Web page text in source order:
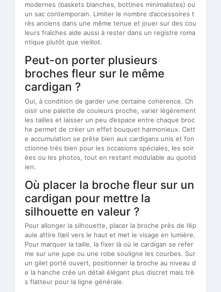
modernes (baskets blanches, bottines minimalistes) ou
un sac contemporain. Limiter le nombre d’accessoires t
rès anciens dans une même tenue et jouer sur des cou
leurs fraîches aide aussi à rester dans un registre roma
ntique plutôt que vieillot.
Peut-on porter plusieurs
broches fleur sur le même
cardigan ?
Oui, à condition de garder une certaine cohérence. Ch
oisir une palette de couleurs proche, varier légèrement
les tailles et laisser un peu d’espace entre chaque broc
he permet de créer un effet bouquet harmonieux. Cett
e accumulation se prête bien aux cardigans unis et fon
ctionne très bien pour les occasions spéciales, les soir
ées ou les photos, tout en restant modulable au quotid
ien.
Où placer la broche fleur sur un
cardigan pour mettre la
silhouette en valeur ?
Pour allonger la silhouette, placer la broche près de l’ép
aule attire l’œil vers le haut et met le visage en lumière.
Pour marquer la taille, la fixer là où le cardigan se refer
me sur une jupe ou une robe souligne les courbes. Sur
un gilet porté ouvert, positionner la broche au niveau d
e la hanche crée un détail élégant plus discret mais trè
s flatteur pour la ligne générale.